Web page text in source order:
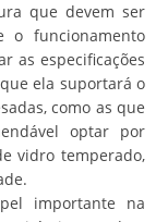
que devem ser
o funcionamento
as especificações
ela suportará o
como as que
optar por
vidro temperado,
importante na